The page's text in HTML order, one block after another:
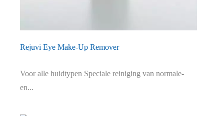
Rejuvi Eye Make-Up Remover
Voor alle huidtypen Speciale reiniging van normale-
en...